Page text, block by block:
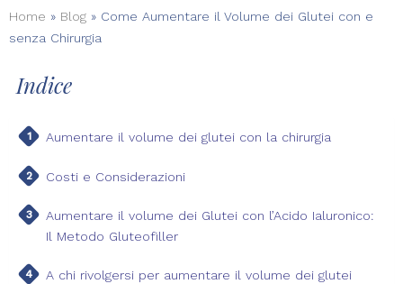
Home » Blog » Come Aumentare il Volume dei Glutei con e
senza Chirurgia
Indice
Aumentare il volume dei glutei con la chirurgia
Costi e Considerazioni
Aumentare il volume dei Glutei con l’Acido Ialuronico:
Il Metodo Gluteofiller
A chi rivolgersi per aumentare il volume dei glutei